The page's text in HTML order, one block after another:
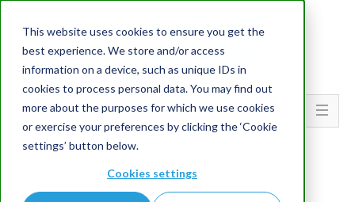
This website uses cookies to ensure you get the
best experience. We store and/or access
information on a device, such as unique IDs in
cookies to process personal data. You may find out
more about the purposes for which we use cookies
or exercise your preferences by clicking the ‘Cookie
settings’ button below.
Cookies settings
Go To...